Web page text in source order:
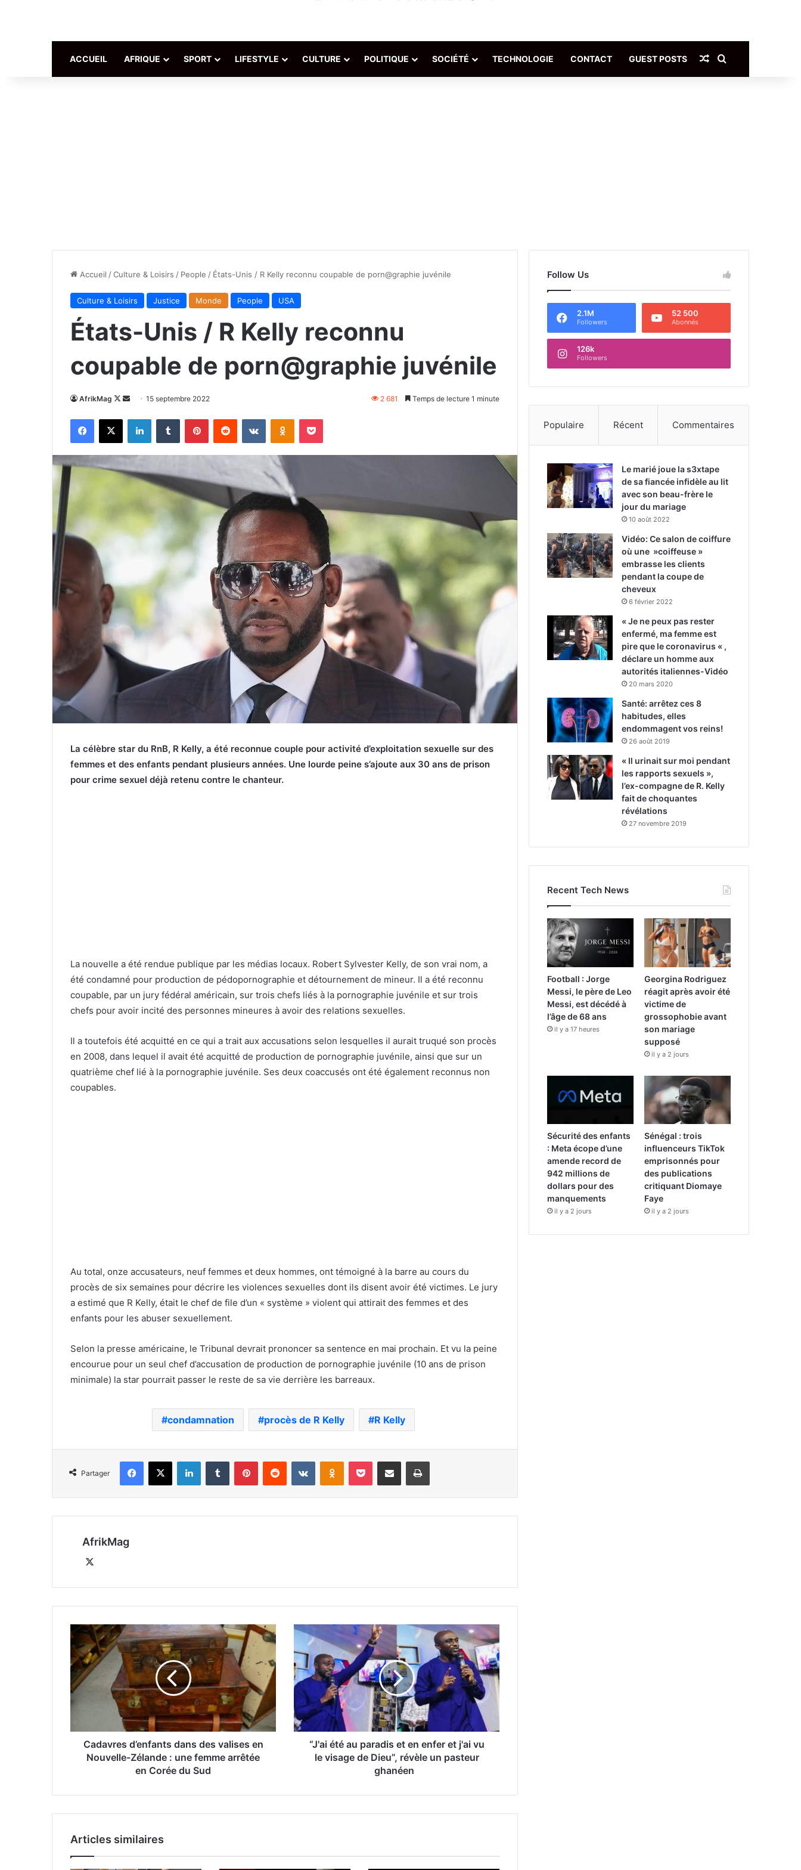
ACCUEIL AFRIQUE SPORT LIFESTYLE CULTURE POLITIQUE SOCIÉTÉ TECHNOLOGIE CONTACT GUEST POSTS Article Aléatoire
Accueil /Culture & Loisirs / People / États-Unis / R Kelly reconnu coupable de porn@graphie juvénile
Culture & Loisirs Justice Monde People USA
États-Unis / R Kelly reconnu
coupable de porn@graphie juvénile
AfrikMag
Follow
Envoyer
courriel
15 septembre 2022 2 681 Temps de lecture 1 minute
Facebook
X LinkedinTumblr PinterestReddit VKontakteOdnoklassniki
Pocket
La célèbre star du RnB, R Kelly, a été reconnue couple pour activité d’exploitation sexuelle sur des
femmes et des enfants pendant plusieurs années. Une lourde peine s’ajoute aux 30 ans de prison
pour crime sexuel déjà retenu contre le chanteur.
La nouvelle a été rendue publique par les médias locaux. Robert Sylvester Kelly, de son vrai nom, a
été condamné pour production de pédopornographie et détournement de mineur. Il a été reconnu
coupable, par un jury fédéral américain, sur trois chefs liés à la pornographie juvénile et sur trois
chefs pour avoir incité des personnes mineures à avoir des relations sexuelles.
Il a toutefois été acquitté en ce qui a trait aux accusations selon lesquelles il aurait truqué son procès
en 2008, dans lequel il avait été acquitté de production de pornographie juvénile, ainsi que sur un
quatrième chef lié à la pornographie juvénile. Ses deux coaccusés ont été également reconnus non
coupables.
Au total, onze accusateurs, neuf femmes et deux hommes, ont témoigné à la barre au cours du
procès de six semaines pour décrire les violences sexuelles dont ils disent avoir été victimes. Le jury
a estimé que R Kelly, était le chef de file d’un « système » violent qui attirait des femmes et des
enfants pour les abuser sexuellement.
Selon la presse américaine, le Tribunal devrait prononcer sa sentence en mai prochain. Et vu la peine
encourue pour un seul chef d’accusation de production de pornographie juvénile (10 ans de prison
minimale) la star pourrait passer le reste de sa vie derrière les barreaux.
condamnation procès de R Kelly R Kelly
Partager
Facebook
X LinkedinTumblr PinterestReddit VKontakteOdnoklassniki
Pocket Partager par email Imprimer
AfrikMag
Cadavres d’enfants dans des valises en
Nouvelle-Zélande : une femme arrêtée
en Corée du Sud
“J'ai été au paradis et en enfer et j'ai vu
le visage de Dieu”, révèle un pasteur
ghanéen
Articles similaires
Follow Us
2.1M
Followers
52 500
Abonnés
126k
Followers
Populaire Récent Commentaires
Le marié joue la s3xtape
de sa fiancée infidèle au lit
avec son beau-frère le
jour du mariage
10 août 2022
Vidéo: Ce salon de coiffure
où une »coiffeuse »
embrasse les clients
pendant la coupe de
cheveux
6 février 2022
« Je ne peux pas rester
enfermé, ma femme est
pire que le coronavirus « ,
déclare un homme aux
autorités italiennes-Vidéo
20 mars 2020
Santé: arrêtez ces 8
habitudes, elles
endommagent vos reins!
26 août 2019
« Il urinait sur moi pendant
les rapports sexuels »,
l’ex-compagne de R. Kelly
fait de choquantes
révélations
27 novembre 2019
Recent Tech News
Football : Jorge
Messi, le père de Leo
Messi, est décédé à
l’âge de 68 ans
il y a 17 heures
Georgina Rodriguez
réagit après avoir été
victime de
grossophobie avant
son mariage
supposé
il y a 2 jours
Sécurité des enfants
: Meta écope d’une
amende record de
942 millions de
dollars pour des
manquements
il y a 2 jours
Sénégal : trois
influenceurs TikTok
emprisonnés pour
des publications
critiquant Diomaye
Faye
il y a 2 jours